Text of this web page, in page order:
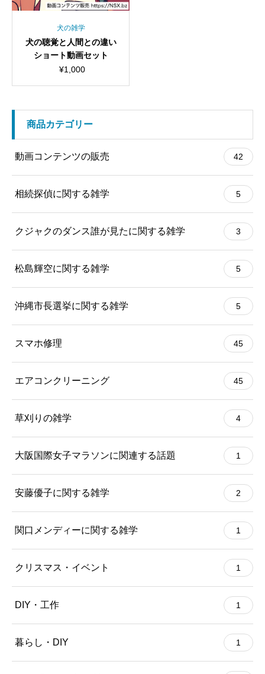
犬の雑学
犬の聴覚と人間との違い
ショート動画セット
¥1,000
商品カテゴリー
動画コンテンツの販売 42
相続探偵に関する雑学 5
クジャクのダンス誰が見たに関する雑学 3
松島輝空に関する雑学 5
沖縄市長選挙に関する雑学 5
スマホ修理 45
エアコンクリーニング 45
草刈りの雑学 4
大阪国際女子マラソンに関連する話題 1
安藤優子に関する雑学 2
関口メンディーに関する雑学 1
クリスマス・イベント 1
DIY・工作 1
暮らし・DIY 1